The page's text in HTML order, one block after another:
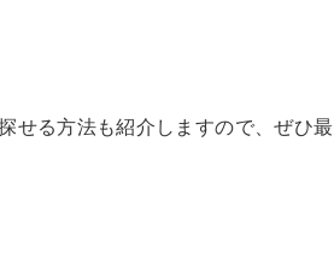
せる方法も紹介しますので、ぜひ最